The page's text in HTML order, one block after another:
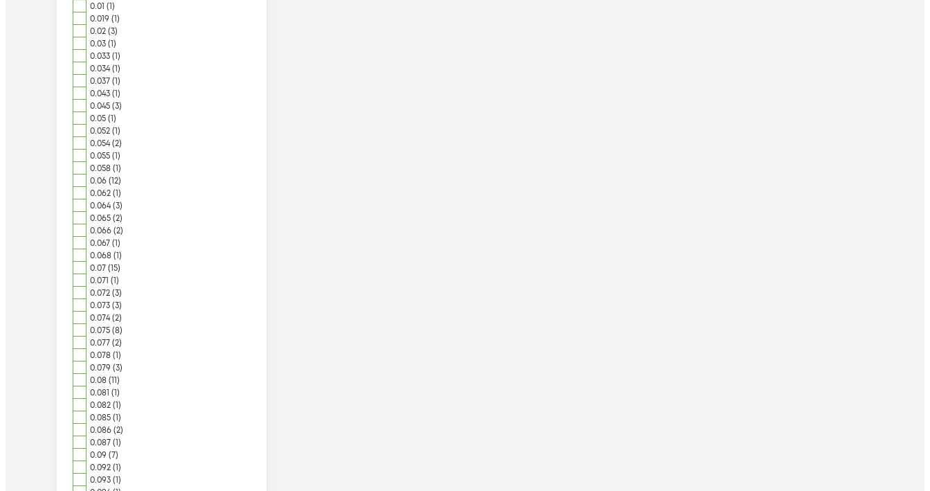
0.01 (1)
0.019 (1)
0.02 (3)
0.03 (1)
0.033 (1)
0.034 (1)
0.037 (1)
0.043 (1)
0.045 (3)
0.05 (1)
0.052 (1)
0.054 (2)
0.055 (1)
0.058 (1)
0.06 (12)
0.062 (1)
0.064 (3)
0.065 (2)
0.066 (2)
0.067 (1)
0.068 (1)
0.07 (15)
0.071 (1)
0.072 (3)
0.073 (3)
0.074 (2)
0.075 (8)
0.077 (2)
0.078 (1)
0.079 (3)
0.08 (11)
0.081 (1)
0.082 (1)
0.085 (1)
0.086 (2)
0.087 (1)
0.09 (7)
0.092 (1)
0.093 (1)